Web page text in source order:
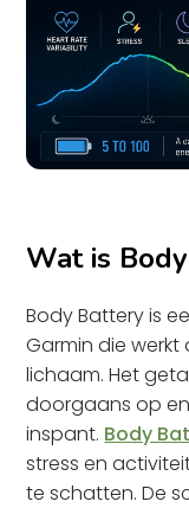
Wat is
Body Battery is
Garmin die
lichaam. Het
doorgaans op
inspant. Body
stress en
te schatten. De